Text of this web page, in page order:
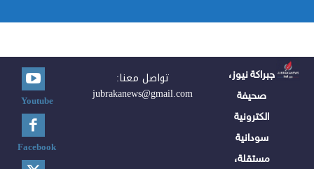
جبراكة نيوز،
صحيفة
الكترونية
سودانية
مستقلة،
تواصل معنا:
jubrakanews@gmail.com
Youtube
Facebook